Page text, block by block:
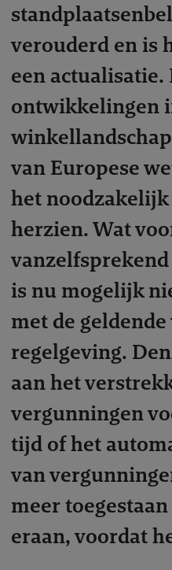
verouderd en is
een actualisatie.
ontwikkelingen
van Europese
het
herzien. Wat
is nu mogelijk
met de
regelgeving.
aan het
vergunningen
tijd of het
van
meer
eraan, voordat